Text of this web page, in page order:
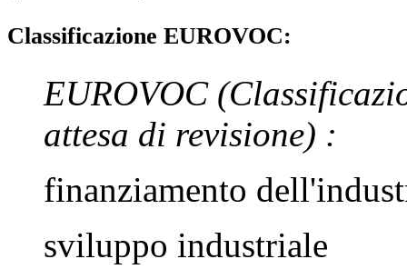
Classificazione EUROVOC:
EUROVOC
attesa di revisione) :
finanziamento
sviluppo industriale